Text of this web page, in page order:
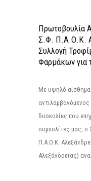
Πρωτοβουλία
Σ.Φ. Π.Α.Ο.Κ.
Συλλογή
Φαρμάκων για
Με υψηλό αίσθημα
αντιλαμβανόμενος
δυσκολίες που
συμπολίτες μας,
Π.Α.Ο.Κ.
Αλεξάνδρειας)